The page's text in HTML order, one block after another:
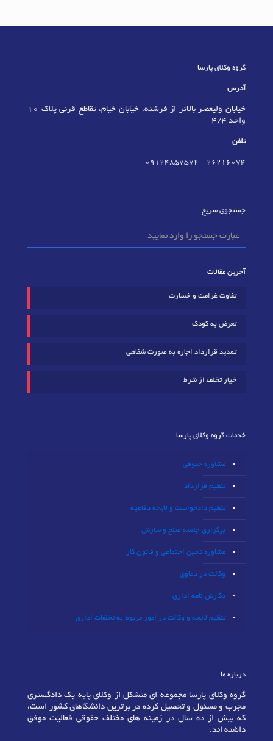
گروه وکلای پارسا
آدرس
خیابان ولیعصر بالاتر از فرشته، خیابان خیام، تقاطع قرنی پلاک 10
واحد 4/4
تلفن
٢٦٢١٦٠٧٤ –
09124857572
جستجوی سریع
آخرین مقالات
تفاوت غرامت و خسارت
تعرض به کودک
تمدید قرارداد اجاره به صورت شفاهی
خیار تخلف از شرط
خدمات گروه وکلای پارسا
مشاوره حقوقی
تنظیم قرارداد
تنظیم دادخواست و لایحه دفاعیه
برگزاری جلسه صلح و سازش
مشاوره تامین اجتماعی و قانون کار
وکالت در دعاوی
نگارش نامه اداری
تنظیم لایحه و وکالت در امور مربوط به تخلفات اداری
درباره ما
گروه وکلای پارسا مجموعه ای متشکل از وکلای پایه یک دادگستری
مجرب و مسئول و تحصیل کرده در برترین دانشگاهای کشور است،
که بیش از ده سال در زمینه های مختلف حقوقی فعالیت موفق
داشته اند.